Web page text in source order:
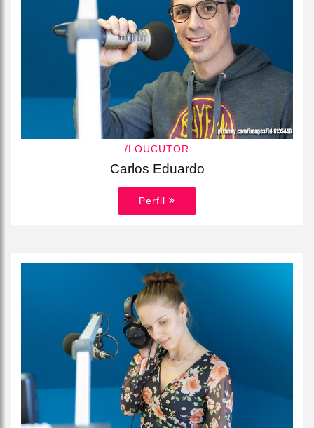
/LOUCUTOR
Carlos Eduardo
Perfil